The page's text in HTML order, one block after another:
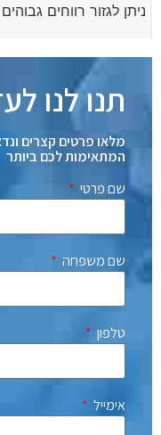
ניתן לגזור רווחים
תנו לנו
מלאו פרטים קצרים
המתאימות לכם ביותר
שם פרטי
שם משפחה
טלפון
אימייל